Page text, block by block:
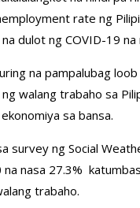
rate ng
dulot ng COVID-19 na
na pampalubag
walang trabaho sa
sa bansa.
survey ng Social
nasa 27.3%
trabaho.